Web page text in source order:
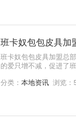
班卡奴包包皮具加
班卡奴包包皮具加盟总
的爱只增不减，促进了
分类： 本地资讯浏览：